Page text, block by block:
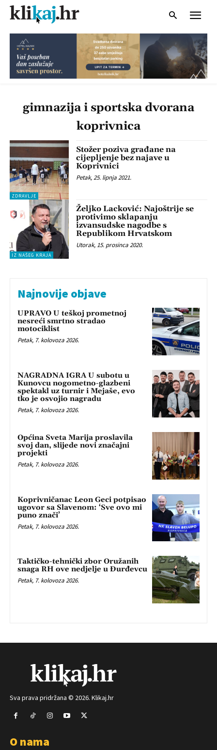
gimnazija i sportska dvorana
koprivnica
ZDRAVLJE
Stožer poziva građane na
cijepljenje bez najave u
Koprivnici
Petak, 25. lipnja 2021.
IZ NAŠEG KRAJA
Željko Lacković: Najoštrije se
protivimo sklapanju
izvansudske nagodbe s
Republikom Hrvatskom
Utorak, 15. prosinca 2020.
Najnovije objave
UPRAVO U teškoj prometnoj
nesreći smrtno stradao
motociklist
Petak, 7. kolovoza 2026.
NAGRADNA IGRA U subotu u
Kunovcu nogometno-glazbeni
spektakl uz turnir i Mejaše, evo
tko je osvojio nagradu
Petak, 7. kolovoza 2026.
Općina Sveta Marija proslavila
svoj dan, slijede novi značajni
projekti
Petak, 7. kolovoza 2026.
Koprivničanac Leon Geci potpisao
ugovor sa Slavenom: ‘Sve ovo mi
puno znači’
Petak, 7. kolovoza 2026.
Taktičko-tehnički zbor Oružanih
snaga RH ove nedjelje u Đurđevcu
Petak, 7. kolovoza 2026.
Sva prava pridržana © 2026. Klikaj.hr
O nama